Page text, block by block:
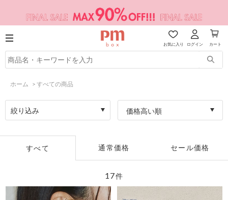
お気に入り ログイン カート
ホーム > すべての商品
絞り込み 価格高い順
すべて 通常価格 セール価格
17件